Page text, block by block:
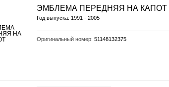
ЭМБЛЕМА ПЕРЕДНЯЯ НА КАПОТ
Год выпуска: 1991 - 2005
Оригинальный номер: 51148132375